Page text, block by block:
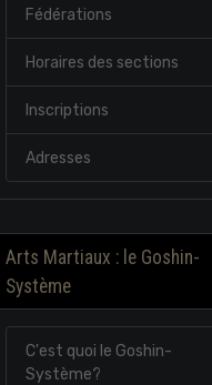
Fédérations
Horaires des sections
Inscriptions
Adresses
Arts Martiaux : le Goshin-
Système
C'est quoi le Goshin-
Système?